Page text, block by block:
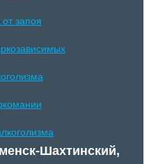
запоя
Шахтинский,